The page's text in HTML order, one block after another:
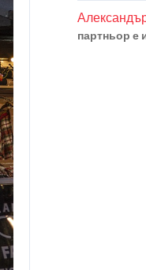
партньор е